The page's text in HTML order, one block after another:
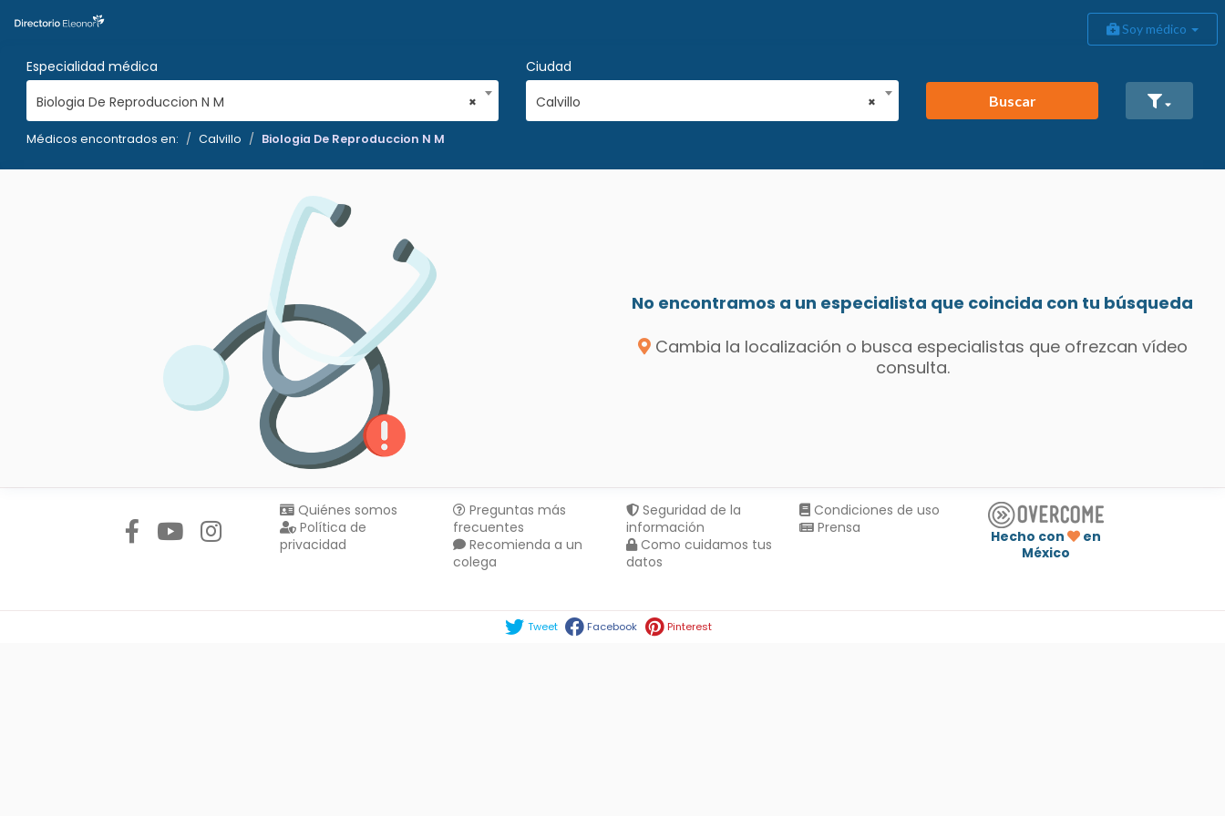
Soy médico
Especialidad médica
×
Biologia De Reproduccion N M
Ciudad
×
Calvillo Buscar
Médicos encontrados en: Calvillo Biologia De Reproduccion N M
No encontramos a un especialista que coincida con tu búsqueda
Cambia la localización o busca especialistas que ofrezcan vídeo
consulta.
Quiénes somos
Política de
privacidad
Preguntas más
frecuentes
Recomienda a un
colega
Seguridad de la
información
Como cuidamos tus
datos
Condiciones de uso
Prensa
Hecho con
en
México
Tweet Facebook Pinterest